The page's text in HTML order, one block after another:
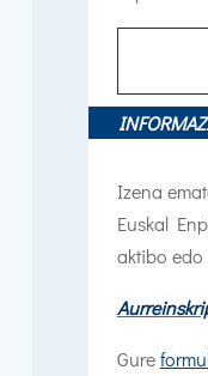
Izena
Euskal
aktibo
Gure